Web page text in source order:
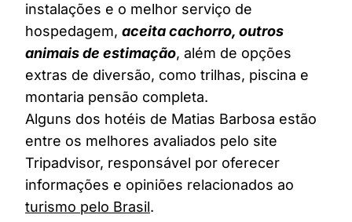
instalações e o melhor serviço de
hospedagem, aceita cachorro, outros
animais de estimação, além de opções
extras de diversão, como trilhas, piscina e
montaria pensão completa.
Alguns dos hotéis de Matias Barbosa estão
entre os melhores avaliados pelo site
Tripadvisor, responsável por oferecer
informações e opiniões relacionados ao
turismo pelo Brasil.